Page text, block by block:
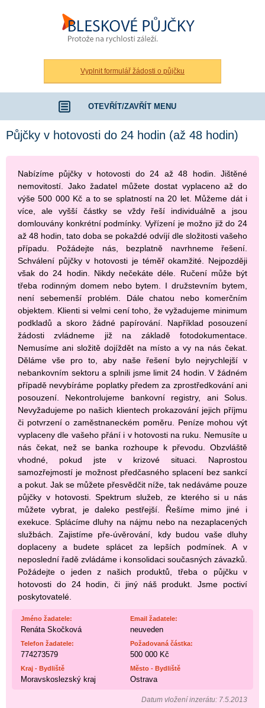
Vyplnit formulář žádosti o půjčku
OTEVŘÍT/ZAVŘÍT MENU
Půjčky v hotovosti do 24 hodin (až 48 hodin)
Nabízíme půjčky v hotovosti do 24 až 48 hodin. Jištěné
nemovitostí. Jako žadatel můžete dostat vyplaceno až do
výše 500 000 Kč a to se splatností na 20 let. Můžeme dát i
více, ale vyšší částky se vždy řeší individuálně a jsou
domlouvány konkrétní podmínky. Vyřízení je možno již do 24
až 48 hodin, tato doba se pokaždé odvíjí dle složitosti vašeho
případu. Požádejte nás, bezplatně navrhneme řešení.
Schválení půjčky v hotovosti je téměř okamžité. Nejpozději
však do 24 hodin. Nikdy nečekáte déle. Ručení může být
třeba rodinným domem nebo bytem. I družstevním bytem,
není sebemenší problém. Dále chatou nebo komerčním
objektem. Klienti si velmi cení toho, že vyžadujeme minimum
podkladů a skoro žádné papírování. Například posouzení
žádosti zvládneme již na základě fotodokumentace.
Nemusíme ani složitě dojíždět na místo a vy na nás čekat.
Děláme vše pro to, aby naše řešení bylo nejrychlejší v
nebankovním sektoru a splnili jsme limit 24 hodin. V žádném
případě nevybíráme poplatky předem za zprostředkování ani
posouzení. Nekontrolujeme bankovní registry, ani Solus.
Nevyžadujeme po našich klientech prokazování jejich příjmu
či potvrzení o zaměstnaneckém poměru. Peníze mohou výt
vyplaceny dle vašeho přání i v hotovosti na ruku. Nemusíte u
nás čekat, než se banka rozhoupe k převodu. Obzvláště
vhodné, pokud jste v krizové situaci. Naprostou
samozřejmostí je možnost předčasného splacení bez sankcí
a pokut. Jak se můžete přesvědčit níže, tak nedáváme pouze
půjčky v hotovosti. Spektrum služeb, ze kterého si u nás
můžete vybrat, je daleko pestřejší. Řešíme mimo jiné i
exekuce. Splácíme dluhy na nájmu nebo na nezaplacených
službách. Zajistíme pře-úvěrování, kdy budou vaše dluhy
doplaceny a budete splácet za lepších podmínek. A v
neposlední řadě zvládáme i konsolidaci současných závazků.
Požádejte o jeden z našich produktů, třeba o půjčku v
hotovosti do 24 hodin, či jiný náš produkt. Jsme poctiví
poskytovatelé.
Jméno žadatele:
Renáta Skočková
Email žadatele:
neuveden
Telefon žadatele:
774273579
Požadovaná částka:
500 000 Kč
Kraj - Bydliště
Moravskoslezský kraj
Město - Bydliště
Ostrava
Datum vložení inzerátu: 7.5.2013